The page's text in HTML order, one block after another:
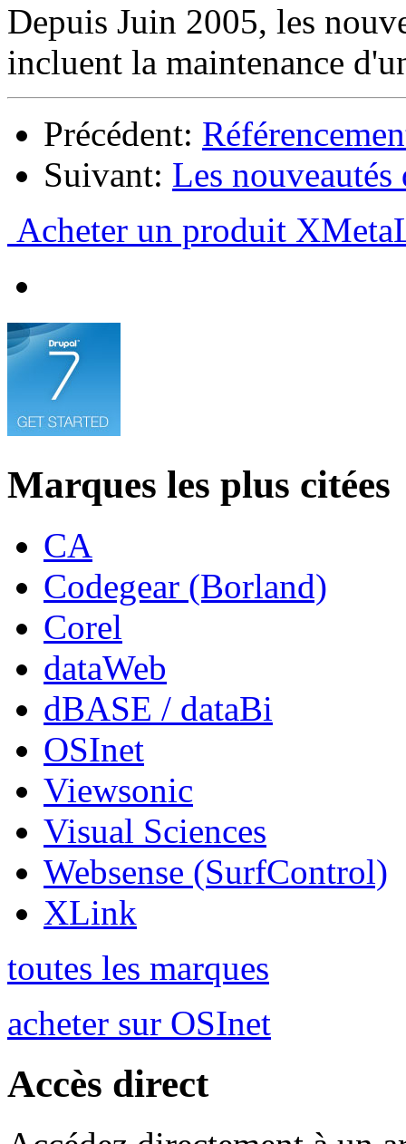
Depuis Juin 2005, les
incluent la maintenance
Précédent:
Suivant: Les
Acheter un produit
Marques les plus citées
CA
Codegear (Borland)
Corel
dataWeb
dBASE / dataBi
OSInet
Viewsonic
Visual Sciences
Websense (SurfControl)
XLink
toutes les marques
acheter sur OSInet
Accès direct